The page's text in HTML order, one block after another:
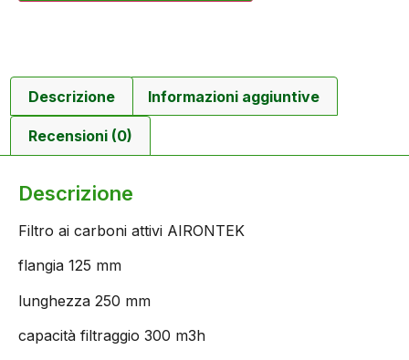
Descrizione Informazioni aggiuntive
Recensioni (0)
Descrizione
Filtro ai carboni attivi AIRONTEK
flangia 125 mm
lunghezza 250 mm
capacità filtraggio 300 m3h